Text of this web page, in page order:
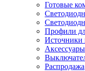
Готовые
Профили
Источники
Аксессуары
Распродажа